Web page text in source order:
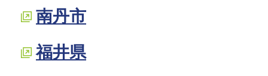
南丹市
福井県